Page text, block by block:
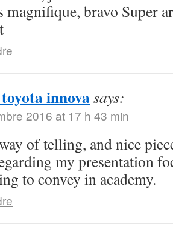
magnifique, bravo Super
innovasays:
2016 at 17 h 43 min
of telling, and nice
my presentation
to convey in academy.